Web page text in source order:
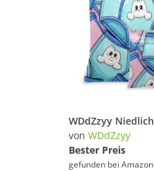
von WDdZzyy
Bester Preis
gefunden bei Amazon